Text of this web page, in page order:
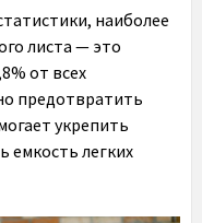
наиболее
листа — это
от всех
предотвратить
укрепить
емкость легких